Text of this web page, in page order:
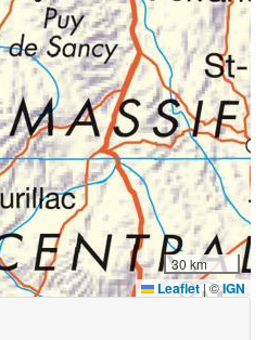
30 km
Leaflet|©IGN